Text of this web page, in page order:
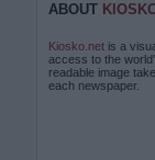
ABOUT
Kiosko.net is a
access to the
readable image
each newspaper.